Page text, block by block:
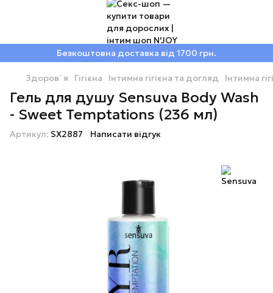
Безкоштовна доставка від 1700 грн.
Здоров`я Гігієна Інтимна гігієна та догляд Інтимна
Гель для душу Sensuva Body Wash
- Sweet Temptations (236 мл)
Артикул: SX2887 Написати відгук